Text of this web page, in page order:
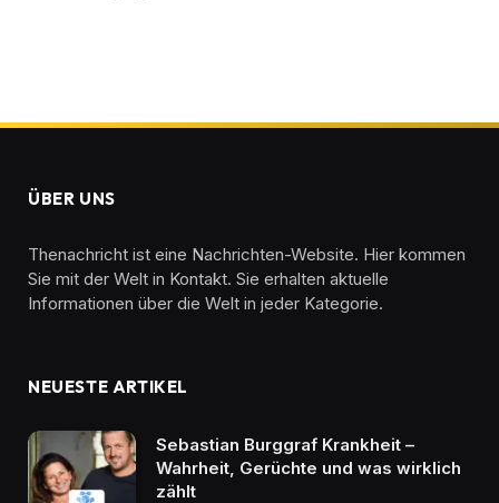
ÜBER UNS
Thenachricht ist eine Nachrichten-Website. Hier kommen
Sie mit der Welt in Kontakt. Sie erhalten aktuelle
Informationen über die Welt in jeder Kategorie.
NEUESTE ARTIKEL
Sebastian Burggraf Krankheit –
Wahrheit, Gerüchte und was wirklich
zählt